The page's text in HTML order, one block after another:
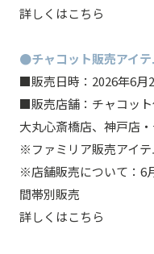
詳しくはこちら
●チャコット販売アイテ
■販売日時：2026年6月
■販売店舗：チャコット
大丸心斎橋店、神戸店
※ファミリア販売アイ
※店舗販売について：6
間帯別販売
詳しくはこちら